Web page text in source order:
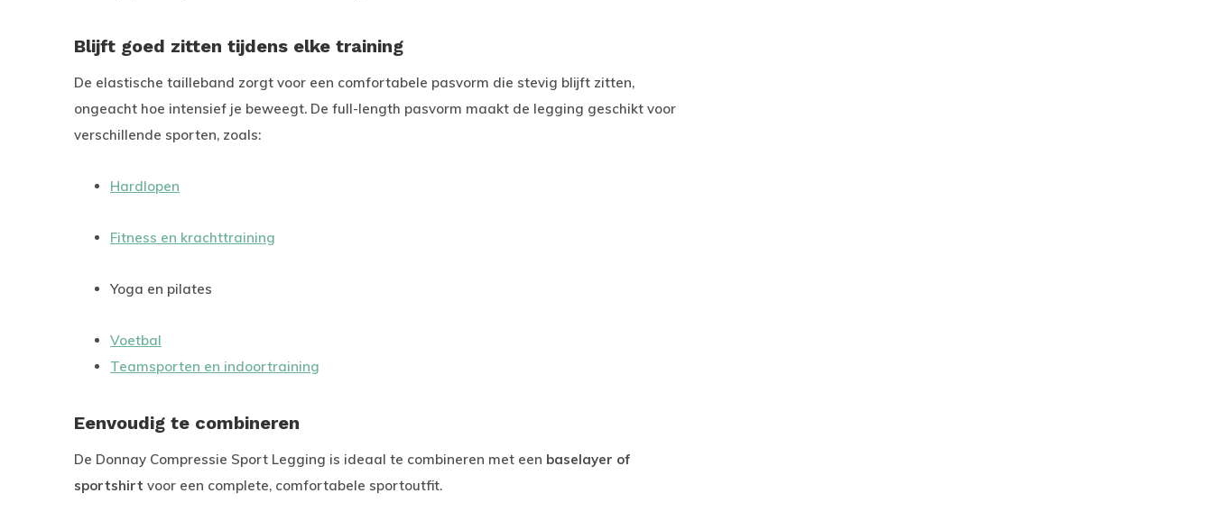
Blijft goed zitten tijdens elke training
De elastische tailleband zorgt voor een comfortabele pasvorm die stevig blijft zitten,
ongeacht hoe intensief je beweegt. De full-length pasvorm maakt de legging geschikt voor
verschillende sporten, zoals:
Hardlopen
Fitness en krachttraining
Yoga en pilates
Voetbal
Teamsporten en indoortraining
Eenvoudig te combineren
De Donnay Compressie Sport Legging is ideaal te combineren met een baselayer of
sportshirt voor een complete, comfortabele sportoutfit.